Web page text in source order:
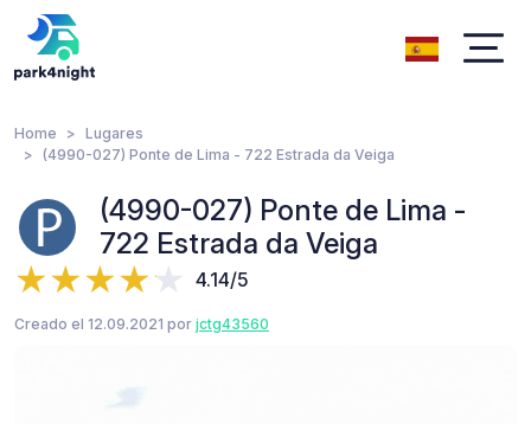
Home
Lugares
(4990-027) Ponte de Lima - 722 Estrada da Veiga
(4990-027) Ponte de Lima -
722 Estrada da Veiga
4.14/5
Creado el 12.09.2021 por jctg43560